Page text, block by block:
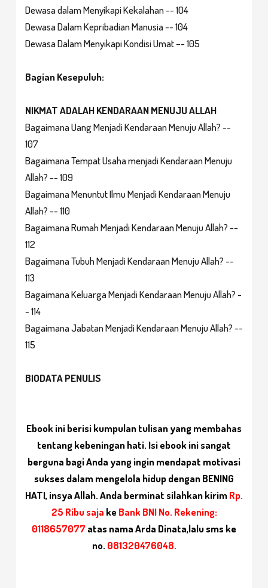
Dewasa dalam Menyikapi Kekalahan -- 104
Dewasa Dalam Kepribadian Manusia -- 104
Dewasa Dalam Menyikapi Kondisi Umat –- 105
Bagian Kesepuluh:
NIKMAT ADALAH KENDARAAN MENUJU ALLAH
Bagaimana Uang Menjadi Kendaraan Menuju Allah? --
107
Bagaimana Tempat Usaha menjadi Kendaraan Menuju
Allah? -- 109
Bagaimana Menuntut Ilmu Menjadi Kendaraan Menuju
Allah? -- 110
Bagaimana Rumah Menjadi Kendaraan Menuju Allah? --
112
Bagaimana Tubuh Menjadi Kendaraan Menuju Allah? --
113
Bagaimana Keluarga Menjadi Kendaraan Menuju Allah? -
- 114
Bagaimana Jabatan Menjadi Kendaraan Menuju Allah? --
115
BIODATA PENULIS
Ebook ini berisi kumpulan tulisan yang membahas
tentang kebeningan hati. Isi ebook ini sangat
berguna bagi Anda yang ingin mendapat motivasi
sukses dalam mengelola hidup dengan BENING
HATI, insya Allah. Anda berminat silahkan kirimRp.
25 Ribu saja keBank BNI No. Rekening:
0118657077 atas nama Arda Dinata,lalu sms ke
no. 081320476048.